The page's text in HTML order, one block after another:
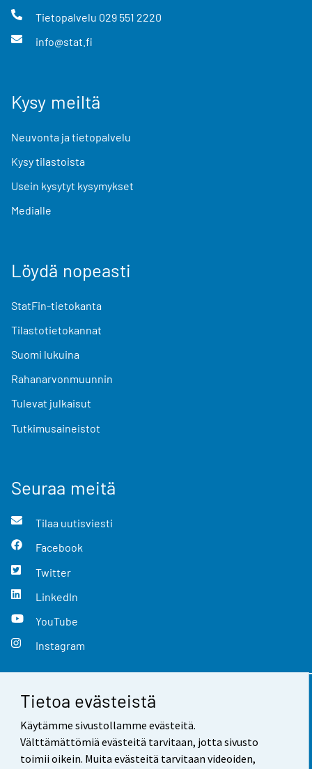
Tietoa evästeistä
Käytämme sivustollamme evästeitä.
Välttämättömiä evästeitä tarvitaan, jotta sivusto
toimii oikein. Muita evästeitä tarvitaan videoiden,
Tietopalvelu 029 551 2220
info@stat.fi
Kysy meiltä
Neuvonta ja tietopalvelu
Kysy tilastoista
Usein kysytyt kysymykset
Medialle
Löydä nopeasti
StatFin-tietokanta
Tilastotietokannat
Suomi lukuina
Rahanarvonmuunnin
Tulevat julkaisut
Tutkimusaineistot
Seuraa meitä
Tilaa uutisviesti
Facebook
Twitter
LinkedIn
YouTube
Instagram
Yhteystiedot
Palaute
Käyttöehdot